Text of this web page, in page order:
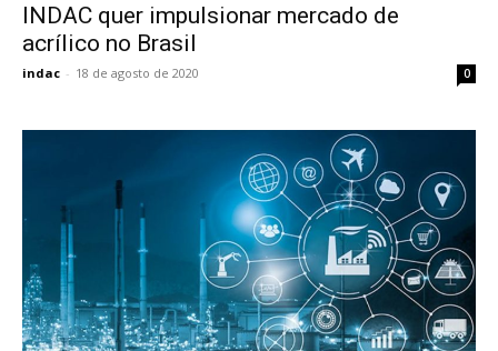
INDAC quer impulsionar mercado de
acrílico no Brasil
indac - 18 de agosto de 2020 0